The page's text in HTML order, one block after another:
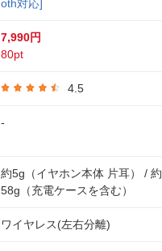
oth対応]
7,990円
80pt
4.5
-
約5g（イヤホン本体 片耳） / 約
58g（充電ケースを含む）
ワイヤレス(左右分離)